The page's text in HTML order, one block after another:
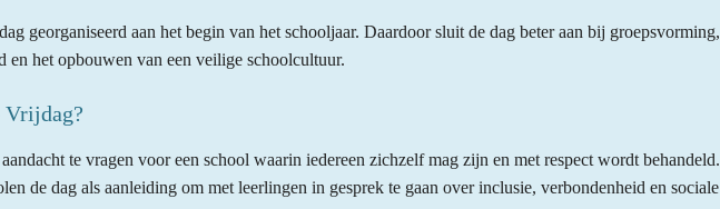
georganiseerd aan het begin van het schooljaar. Daardoor sluit de dag beter aan bij groepsvorming,
en het opbouwen van een veilige schoolcultuur.
Vrijdag?
te vragen voor een school waarin iedereen zichzelf mag zijn en met respect wordt behandeld.
de dag als aanleiding om met leerlingen in gesprek te gaan over inclusie, verbondenheid en sociale